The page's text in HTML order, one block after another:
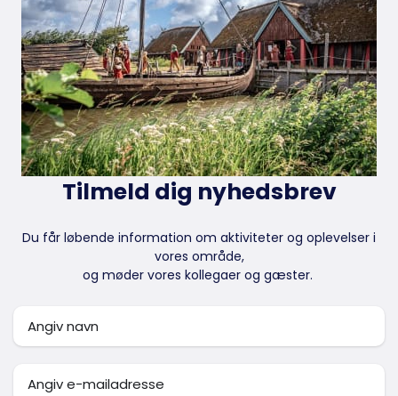
Tilmeld dig nyhedsbrev
Du får løbende information om aktiviteter og oplevelser i
vores område,
og møder vores kollegaer og gæster.